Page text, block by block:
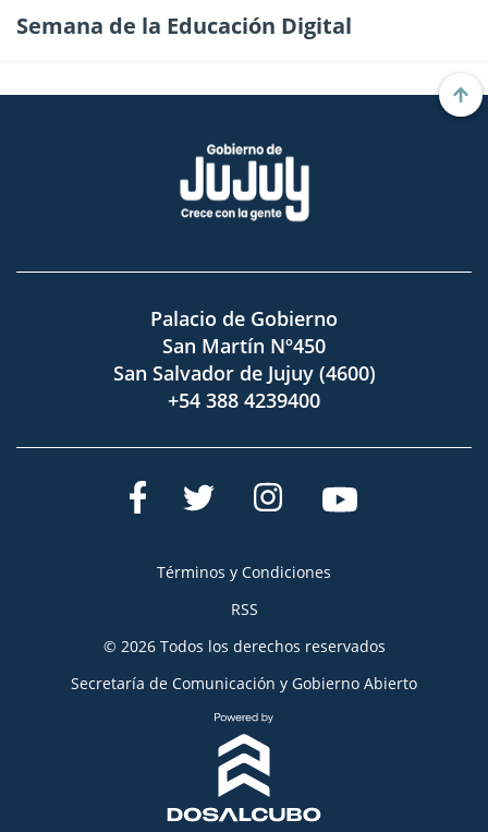
Semana de la Educación Digital
Palacio de Gobierno
San Martín Nº450
San Salvador de Jujuy (4600)
+54 388 4239400
Términos y Condiciones
RSS
© 2026 Todos los derechos reservados
Secretaría de Comunicación y Gobierno Abierto